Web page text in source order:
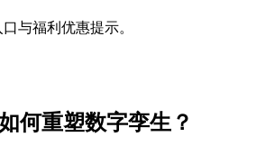
与福利优惠提示。
何重塑数字孪生？